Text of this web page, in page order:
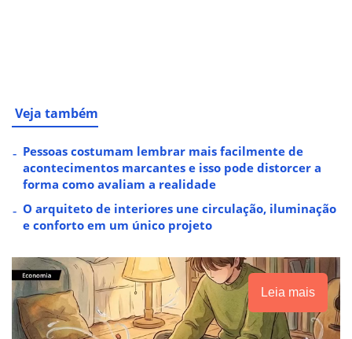
Veja também
Pessoas costumam lembrar mais facilmente de
acontecimentos marcantes e isso pode distorcer a
forma como avaliam a realidade
O arquiteto de interiores une circulação, iluminação
e conforto em um único projeto
Leia mais